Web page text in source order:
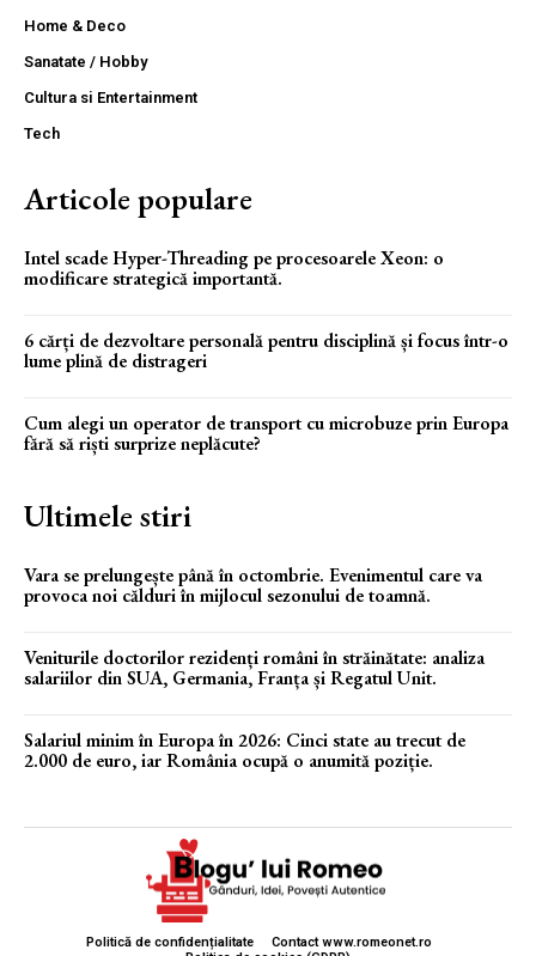
Home & Deco
Sanatate / Hobby
Cultura si Entertainment
Tech
Articole populare
Intel scade Hyper-Threading pe procesoarele Xeon: o
modificare strategică importantă.
6 cărți de dezvoltare personală pentru disciplină și focus într-o
lume plină de distrageri
Cum alegi un operator de transport cu microbuze prin Europa
fără să riști surprize neplăcute?
Ultimele stiri
Vara se prelungește până în octombrie. Evenimentul care va
provoca noi călduri în mijlocul sezonului de toamnă.
Veniturile doctorilor rezidenți români în străinătate: analiza
salariilor din SUA, Germania, Franța și Regatul Unit.
Salariul minim în Europa în 2026: Cinci state au trecut de
2.000 de euro, iar România ocupă o anumită poziție.
Politică de confidențialitate
Contact www.romeonet.ro